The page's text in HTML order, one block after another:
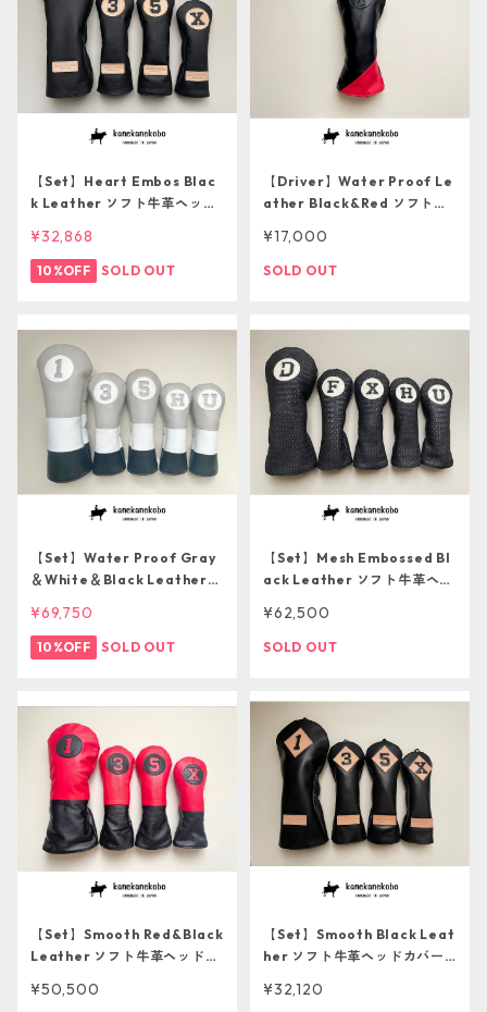
【Set】Heart Embos Blac
k Leather ソフト牛革ヘッド
につき再販不可】
¥32,868
10%OFF SOLD OUT
【Driver】Water Proof Le
ather Black&Red ソフト防
¥17,000
SOLD OUT
【Set】Water Proof Gray
＆White＆Black Leather
セット
¥69,750
10%OFF SOLD OUT
【Set】Mesh Embossed Bl
ack Leather ソフト牛革ヘッ
¥62,500
SOLD OUT
【Set】Smooth Red&Black
Leather ソフト牛革ヘッドカ
き再販不可】
¥50,500
【Set】Smooth Black Leat
her ソフト牛革ヘッドカバー4
販不可】
¥32,120